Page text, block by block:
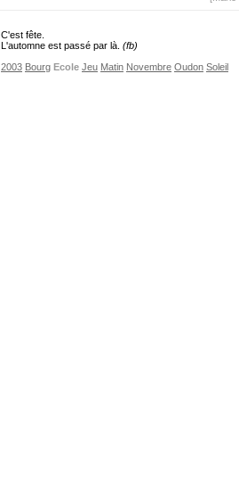
C'est fête.
L'automne est passé par là. (fb)
2003 Bourg Ecole Jeu Matin Novembre Oudon Soleil